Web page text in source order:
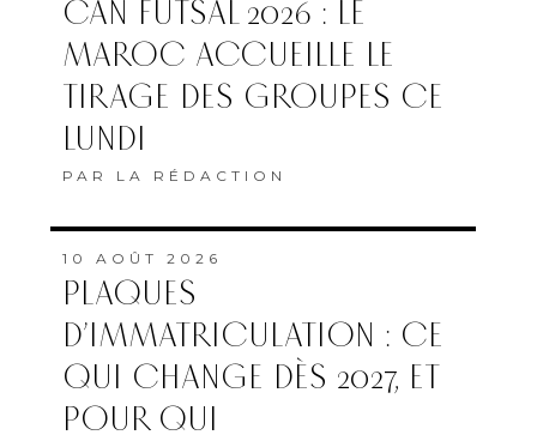
CAN FUTSAL 2026 : LE
MAROC ACCUEILLE LE
TIRAGE DES GROUPES CE
LUNDI
PAR LA RÉDACTION
10 AOÛT 2026
PLAQUES
D’IMMATRICULATION : CE
QUI CHANGE DÈS 2027, ET
POUR QUI